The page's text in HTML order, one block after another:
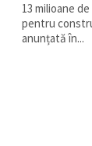
13 milioane
pentru
anunțată în...